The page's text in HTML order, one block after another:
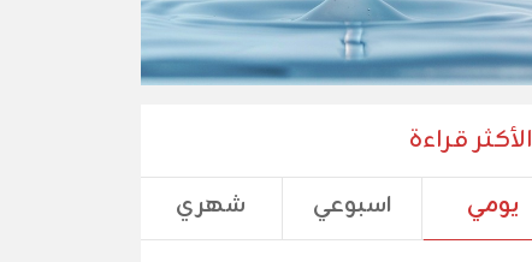
الأكثر قراءة
يومي اسبوعي شهري